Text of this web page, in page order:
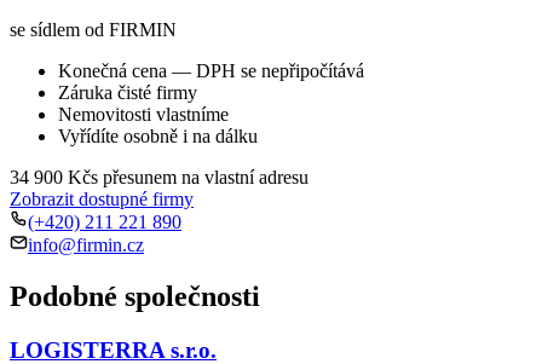
se sídlem od FIRMIN
Konečná cena — DPH se nepřipočítává
Záruka čisté firmy
Nemovitosti vlastníme
Vyřídíte osobně i na dálku
34 900 Kčs přesunem na vlastní adresu
Zobrazit dostupné firmy
(+420) 211 221 890
info@firmin.cz
Podobné společnosti
LOGISTERRA s.r.o.